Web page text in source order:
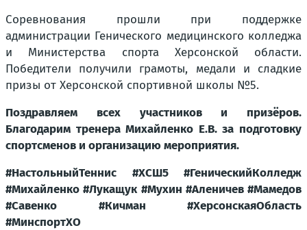
Соревнования прошли при поддержке
администрации Генического медицинского колледжа
и Министерства спорта Херсонской области.
Победители получили грамоты, медали и сладкие
призы от Херсонской спортивной школы №5.
Поздравляем всех участников и призёров.
Благодарим тренера Михайленко Е.В. за подготовку
спортсменов и организацию мероприятия.
#НастольныйТеннис #ХСШ5 #ГеническийКолледж
#Михайленко #Лукащук #Мухин #Аленичев #Мамедов
#Савенко #Кичман #ХерсонскаяОбласть
#МинспортХО